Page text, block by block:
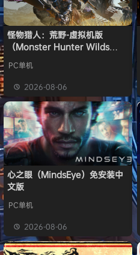
怪物猎人：荒野-虚拟机版
（Monster Hunter Wilds
PC单机
2026-08-06
心之眼（MindsEye）免安装中
文版
PC单机
2026-08-06